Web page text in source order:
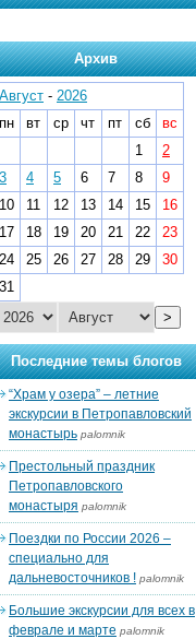
Архив
Август - 2026
пн
вт ср чт пт сб
вс
1
2
3
4 5 6 7 8
9
10
11 12 13 14 15
16
17
18 19 20 21 22
23
24
25 26 27 28 29
30
31
>
Последние темы блогов
“Храм у озера” – летние
экскурсии в Петропавловский
монастырь palomnik
Престольный праздник
Петропавловского
монастыря palomnik
Поездки по России 2026 –
специально для
дальневосточников ! palomnik
Большие экскурсии для всех в
феврале и марте palomnik